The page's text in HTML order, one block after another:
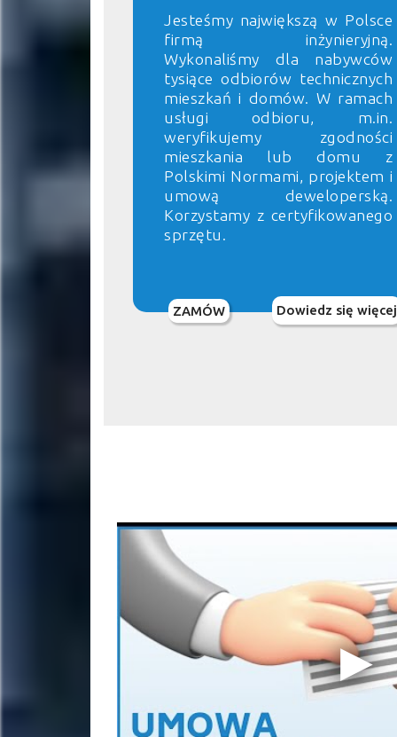
Jesteśmy największą w Polsce
firmą inżynieryjną.
Wykonaliśmy dla nabywców
tysiące odbiorów technicznych
mieszkań i domów. W ramach
usługi odbioru, m.in.
weryfikujemy zgodności
mieszkania lub domu z
Polskimi Normami, projektem i
umową deweloperską.
Korzystamy z certyfikowanego
sprzętu.
ZAMÓW Dowiedz się więcej